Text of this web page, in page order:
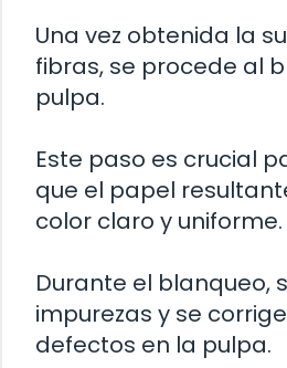
Una vez obtenida la
fibras, se procede al
pulpa.
Este paso es crucial
que el papel
color claro y uniforme.
Durante el blanqueo,
impurezas y se
defectos en la pulpa.